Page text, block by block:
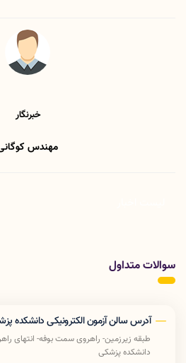
خبرنگار
مهندس
سوالات متداول
آدرس سالن آزمون الکترونیکی دانشکده
طبقه زیرزمین- راهروی سمت بوفه- انتهای
دانشکده پزشکی